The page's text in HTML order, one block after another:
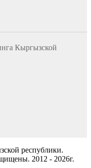
Кыргызской
республики.
2012 - 2026г.